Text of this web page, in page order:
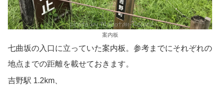
案内板
七曲坂の入口に立っていた案内板。参考までにそれぞれの
地点までの距離を載せておきます。
吉野駅 1.2km、